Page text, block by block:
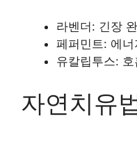
라벤더: 긴장
페퍼민트: 에너
유칼립투스:
자연치유